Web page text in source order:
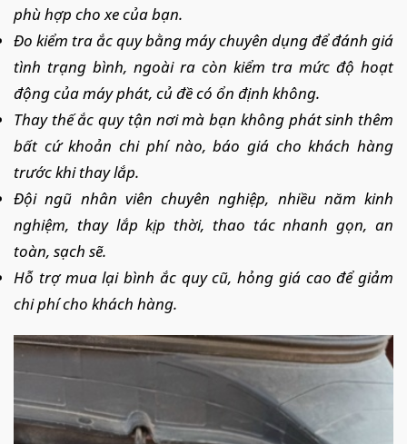
phù hợp cho xe của bạn.
Đo kiểm tra ắc quy bằng máy chuyên dụng để đánh giá
tình trạng bình, ngoài ra còn kiểm tra mức độ hoạt
động của máy phát, củ đề có ổn định không.
Thay thế ắc quy tận nơi mà bạn không phát sinh thêm
bất cứ khoản chi phí nào, báo giá cho khách hàng
trước khi thay lắp.
Đội ngũ nhân viên chuyên nghiệp, nhiều năm kinh
nghiệm, thay lắp kịp thời, thao tác nhanh gọn, an
toàn, sạch sẽ.
Hỗ trợ mua lại bình ắc quy cũ, hỏng giá cao để giảm
chi phí cho khách hàng.